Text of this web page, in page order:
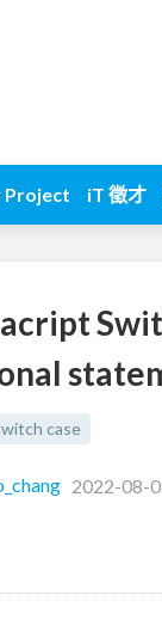
Project iT 徵才
case
2022-08-